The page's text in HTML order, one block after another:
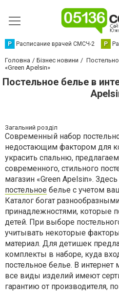
Р Расписание врачей СМСЧ-2 Р
Головна Бізнес новини
«Green Apelsin»
Постельное белье в
Загальний розділ
Современный набор
недостающим фактором для
украсить спальню,
современного, стильного
магазин «Green Apelsin».
постельное белье с учетом
Каталог богат
принадлежностями, которые
детей. При выборе
учитывать некоторые
материал. Для детишек
комплекты в наборе, куда
постельное белье. В интернет
все виды изделий имеют
гарантию от производителя,